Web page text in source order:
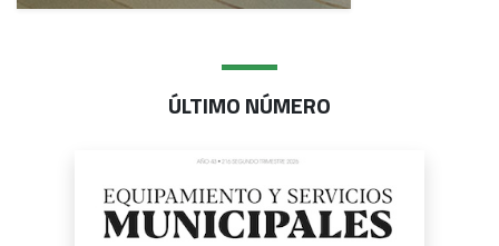
ÚLTIMO NÚMERO